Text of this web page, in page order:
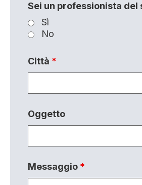
Sei un professionista del
Sì
No
Città *
Oggetto
Messaggio *